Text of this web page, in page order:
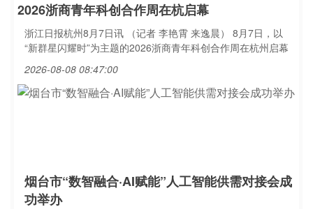
2026浙商青年科创合作周在杭启幕
浙江日报杭州8月7日讯 （记者 李艳霄 来逸晨） 8月7日，以
“新群星闪耀时”为主题的2026浙商青年科创合作周在杭州启幕
2026-08-08 08:47:00
烟台市“数智融合·AI赋能”人工智能供需对接会成
功举办